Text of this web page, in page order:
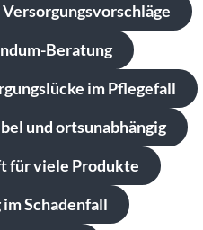
Beratung
im Pflegefall
und ortsunabhängig
für viele Produkte
Schadenfall